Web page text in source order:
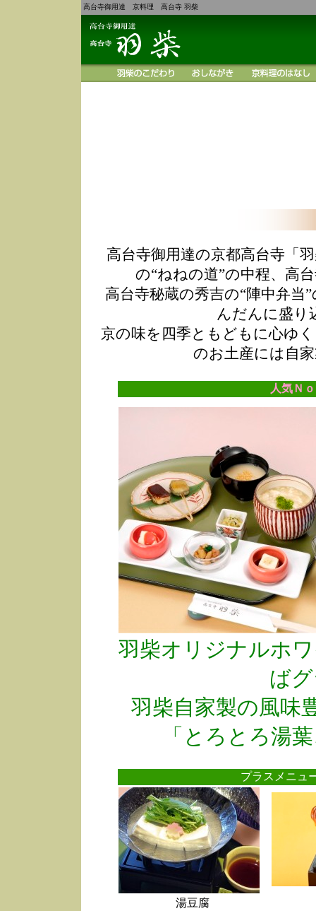
高台寺御用達 京料理 高台寺 羽柴
高台寺御用達の京都高台寺「
の“ねねの道”の中程、高
高台寺秘蔵の秀吉の“陣中弁
んだんに盛り
京の味を四季ともどもに心ゆ
のお土産には自
人気Ｎ
羽柴オリジナルホ
ば
羽柴自家製の風味
「とろとろ湯
プラスメニ
湯豆腐